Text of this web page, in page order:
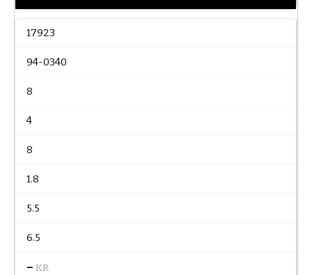
17923
94-0340
8
4
8
1.8
5.5
6.5
– KR